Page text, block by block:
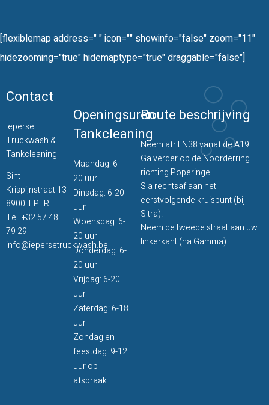
[flexiblemap address=" " icon="" showinfo="false" zoom="11"
hidezooming="true" hidemaptype="true" draggable="false"]
Contact
Ieperse
Truckwash &
Tankcleaning
Sint-
Krispijnstraat 13
8900 IEPER
Tel.+32 57 48
79 29
info@iepersetruckwash.be
Openingsuren
Tankcleaning
Maandag: 6-
20 uur
Dinsdag: 6-20
uur
Woensdag: 6-
20 uur
Donderdag: 6-
20 uur
Vrijdag: 6-20
uur
Zaterdag: 6-18
uur
Zondag en
feestdag: 9-12
uur op
afspraak
Route beschrijving
Neem afrit N38 vanaf de A19
Ga verder op de Noorderring
richting Poperinge.
Sla rechtsaf aan het
eerstvolgende kruispunt (bij
Sitra).
Neem de tweede straat aan uw
linkerkant (na Gamma).